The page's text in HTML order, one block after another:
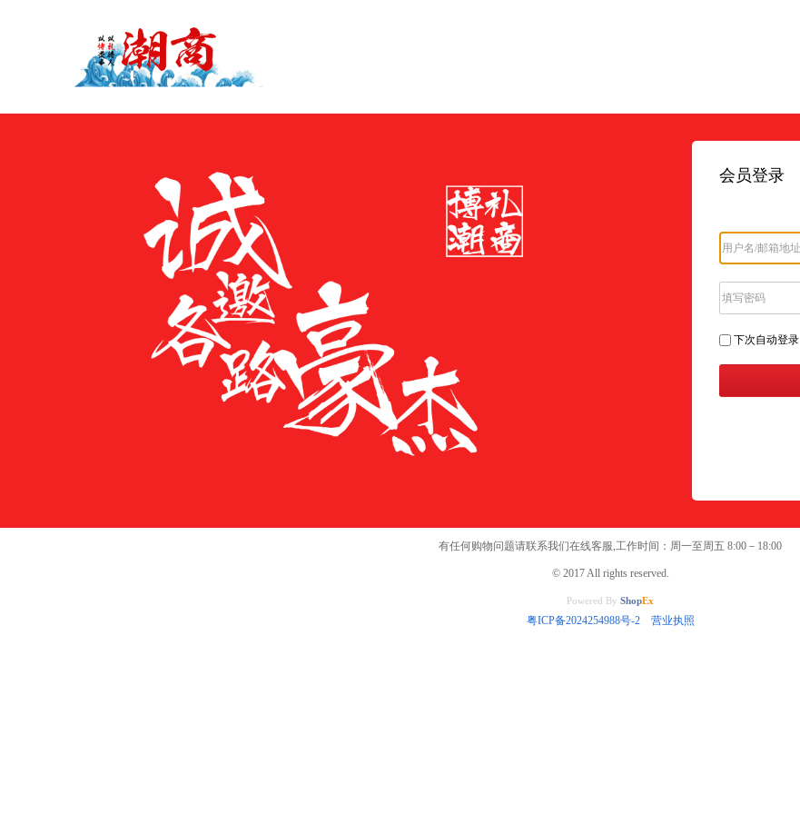
会员登录
下次自动登录
有任何购物问题请联系我们在线客服,工作时间：周一至周五 8:00－18:00
© 2017 All rights reserved.
Powered By ShopEx
粤ICP备2024254988号-2 营业执照